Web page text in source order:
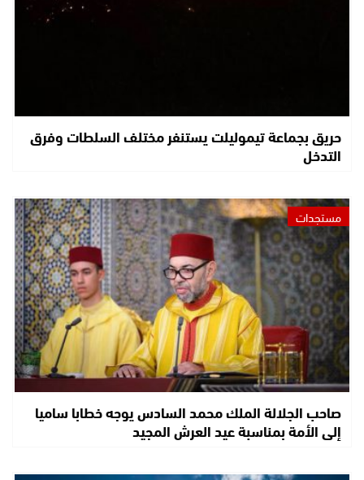
حريق بجماعة تيموليلت يستنفر مختلف السلطات وفرق
التدخل
مستجدات
صاحب الجلالة الملك محمد السادس يوجه خطابا ساميا
إلى الأمة بمناسبة عيد العرش المجيد